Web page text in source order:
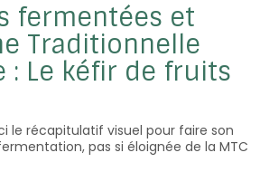
fermentées et
Traditionnelle
: Le kéfir de fruits
le récapitulatif visuel pour faire son
pas si éloignée de la MTC